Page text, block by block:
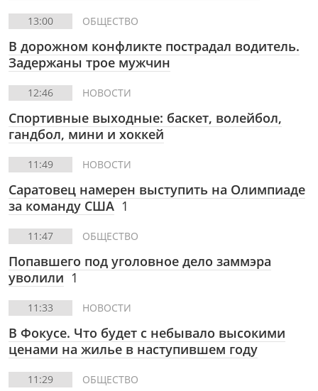
13:00 ОБЩЕСТВО
В дорожном конфликте пострадал водитель.
Задержаны трое мужчин
12:46 НОВОСТИ
Спортивные выходные: баскет, волейбол,
гандбол, мини и хоккей
11:49 НОВОСТИ
Саратовец намерен выступить на Олимпиаде
за команду США 1
11:47 ОБЩЕСТВО
Попавшего под уголовное дело заммэра
уволили 1
11:33 НОВОСТИ
В Фокусе. Что будет с небывало высокими
ценами на жилье в наступившем году
11:29 ОБЩЕСТВО